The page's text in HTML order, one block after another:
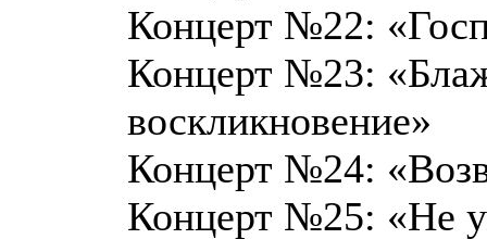
Концерт №22:
Концерт №23:
воскликновение»
Концерт №24:
Концерт №25: «Не